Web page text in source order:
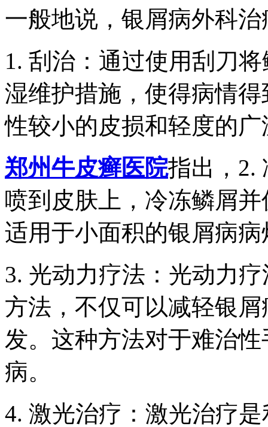
一般地说，银屑病外科
1. 刮治：通过使用刮刀
湿维护措施，使得病情
性较小的皮损和轻度的
郑州牛皮癣医院指出，2.
喷到皮肤上，冷冻鳞屑
适用于小面积的银屑病病
3. 光动力疗法：光动力
方法，不仅可以减轻银
发。这种方法对于难治
病。
4. 激光治疗：激光治疗